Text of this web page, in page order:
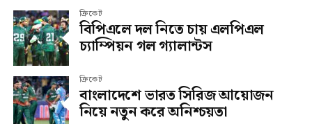
ক্রিকেট
বিপিএলে দল নিতে চায় এলপিএল
চ্যাম্পিয়ন গল গ্যালান্টস
ক্রিকেট
বাংলাদেশে ভারত সিরিজ আয়োজন
নিয়ে নতুন করে অনিশ্চয়তা